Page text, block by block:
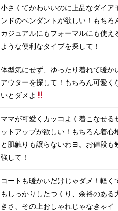
小さくてかわいいのに上品なダイア
ンドのペンダントが欲しい！もちろ
カジュアルにもフォーマルにも使え
ような便利なタイプを探して！
体型気にせず、ゆったり着れて暖か
アウターを探して！もちろん可愛く
いとダメよ
ママが可愛くカッコよく着こなせる
ットアップが欲しい！もちろん着心
と肌触りも譲らないわヨ。お値段も
強して！
コートも暖かいだけじゃダメ！軽く
もしっかりしたつくり、余裕のある
きさ、その上おしゃれじゃなきゃイ